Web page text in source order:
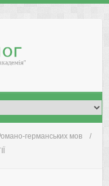
германських мов